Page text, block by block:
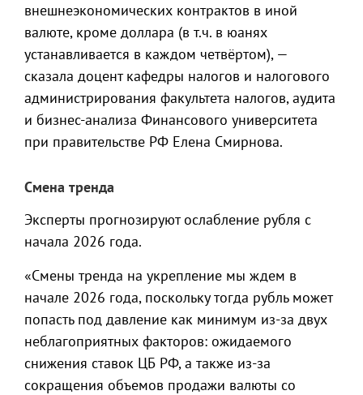
внешнеэкономических контрактов в иной
валюте, кроме доллара (в т.ч. в юанях
устанавливается в каждом четвёртом), —
сказала доцент кафедры налогов и налогового
администрирования факультета налогов, аудита
и бизнес-анализа Финансового университета
при правительстве РФ Елена Смирнова.
Смена тренда
Эксперты прогнозируют ослабление рубля с
начала 2026 года.
«Смены тренда на укрепление мы ждем в
начале 2026 года, поскольку тогда рубль может
попасть под давление как минимум из-за двух
неблагоприятных факторов: ожидаемого
снижения ставок ЦБ РФ, а также из-за
сокращения объемов продажи валюты со